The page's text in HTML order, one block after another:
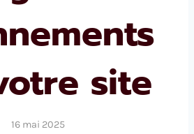
site
16 mai 2025